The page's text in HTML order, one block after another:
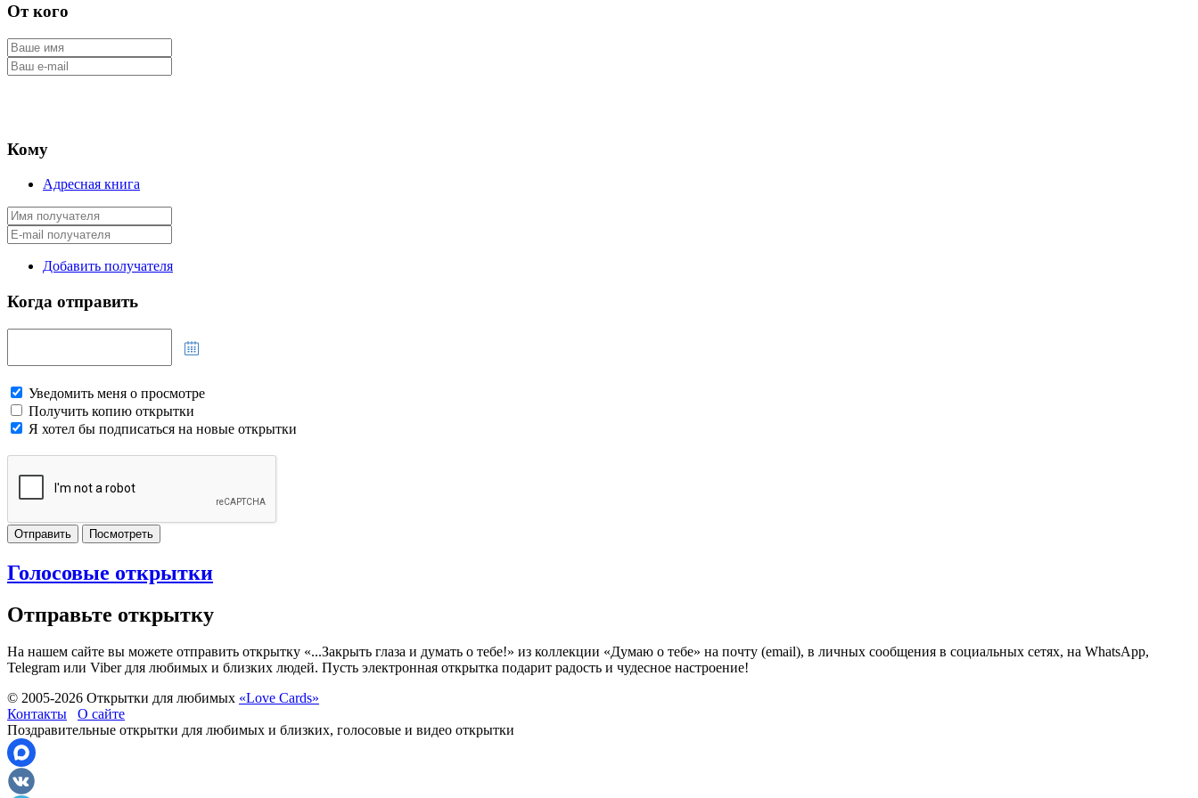
От кого
Кому
Адресная книга
Добавить получателя
Когда отправить
Уведомить меня о просмотре
Получить копию открытки
Я хотел бы подписаться на новые открытки
Отправить Посмотреть
Голосовые открытки
Отправьте открытку
На нашем сайте вы можете отправить открытку «...Закрыть глаза и думать о тебе!» из коллекции «Думаю о тебе» на почту (email), в личных сообщения в социальных сетях, на WhatsApp,
Telegram или Viber для любимых и близких людей. Пусть электронная открытка подарит радость и чудесное настроение!
© 2005-2026 Открытки для любимых «Love Cards»
Контакты
О сайте
Поздравительные открытки для любимых и близких, голосовые и видео открытки